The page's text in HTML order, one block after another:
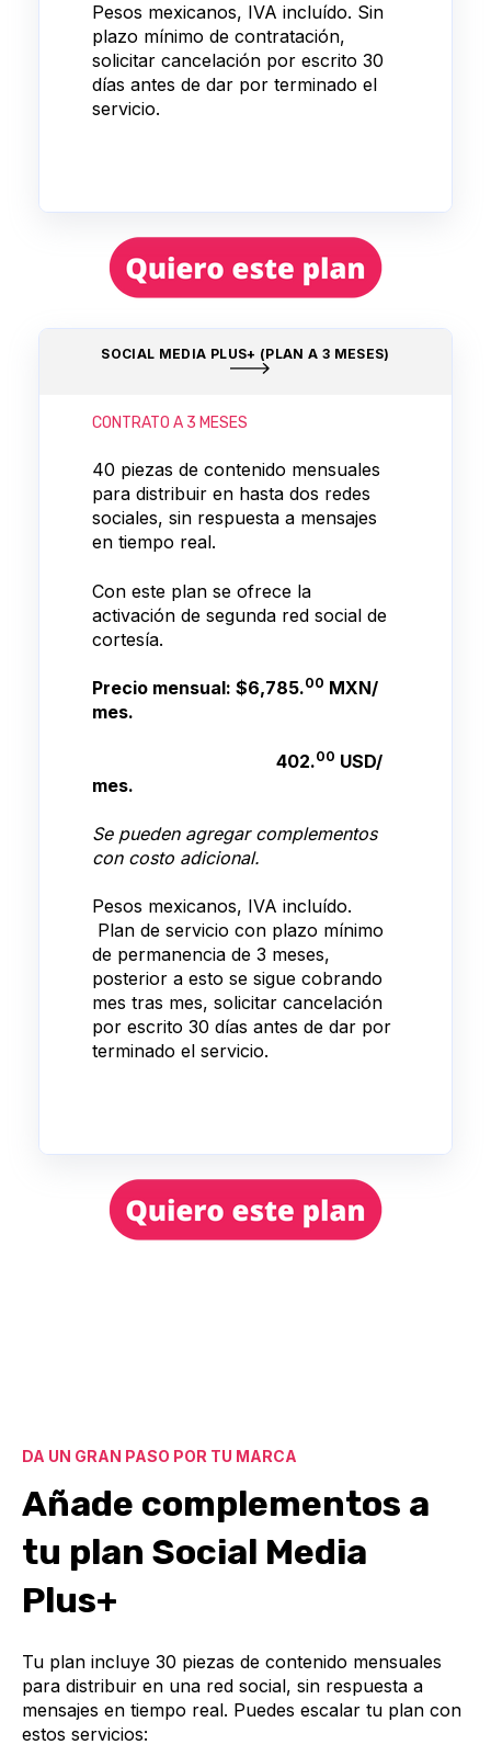
Pesos mexicanos, IVA incluído. Sin
plazo mínimo de contratación,
solicitar cancelación por escrito 30
días antes de dar por terminado el
servicio.
SOCIAL MEDIA PLUS+ (PLAN A 3 MESES)
CONTRATO A 3 MESES
40 piezas de contenido mensuales
para distribuir en hasta dos redes
sociales, sin respuesta a mensajes
en tiempo real.
Con este plan se ofrece la
activación de segunda red social de
cortesía.
Precio mensual: $6,785.00 MXN/
mes.
402.00 USD/
mes.
Se pueden agregar complementos
con costo adicional.
Pesos mexicanos, IVA incluído.
Plan de servicio con plazo mínimo
de permanencia de 3 meses,
posterior a esto se sigue cobrando
mes tras mes, solicitar cancelación
por escrito 30 días antes de dar por
terminado el servicio.
DA UN GRAN PASO POR TU MARCA
Añade complementos a
tu plan Social Media
Plus+
Tu plan incluye 30 piezas de contenido mensuales
para distribuir en una red social, sin respuesta a
mensajes en tiempo real. Puedes escalar tu plan con
estos servicios: